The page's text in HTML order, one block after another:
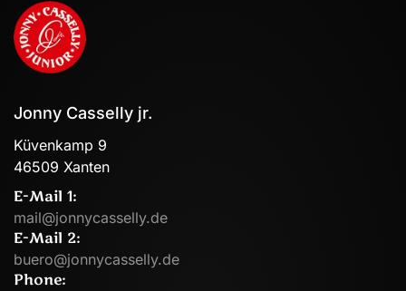
Jonny Casselly jr.
Küvenkamp 9
46509 Xanten
E-Mail 1:
mail@jonnycasselly.de
E-Mail 2:
buero@jonnycasselly.de
Phone: